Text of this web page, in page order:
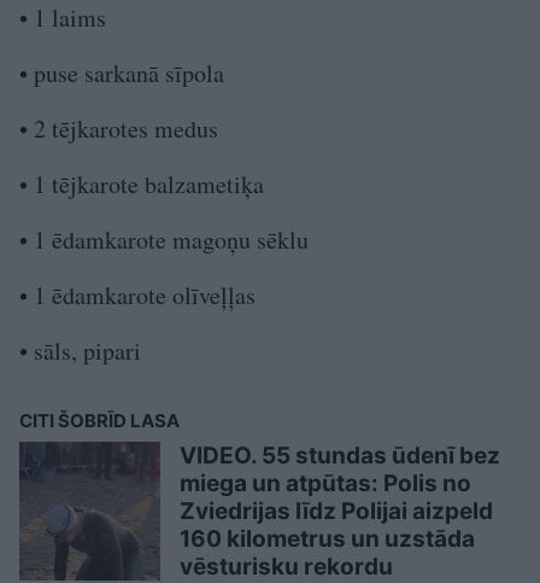
• 1 laims
• puse sarkanā sīpola
• 2 tējkarotes medus
• 1 tējkarote balzametiķa
• 1 ēdamkarote magoņu sēklu
• 1 ēdamkarote olīveļļas
• sāls, pipari
CITI ŠOBRĪD LASA
VIDEO. 55 stundas ūdenī bez
miega un atpūtas: Polis no
Zviedrijas līdz Polijai aizpeld
160 kilometrus un uzstāda
vēsturisku rekordu